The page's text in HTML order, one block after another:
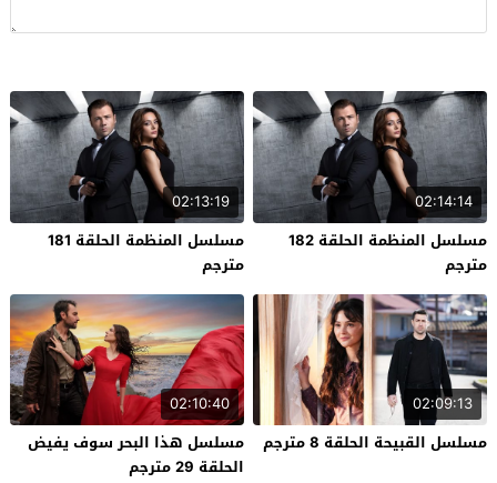
02:14:14
مسلسل المنظمة الحلقة 182
مترجم
02:13:19
مسلسل المنظمة الحلقة 181
مترجم
02:09:13
مسلسل القبيحة الحلقة 8 مترجم
02:10:40
مسلسل هذا البحر سوف يفيض
الحلقة 29 مترجم